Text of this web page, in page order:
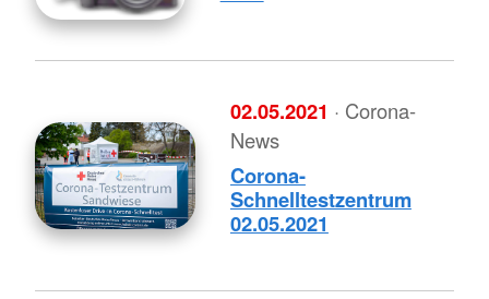
02.05.2021 · Corona-
News
Corona-
Schnelltestzentrum
02.05.2021